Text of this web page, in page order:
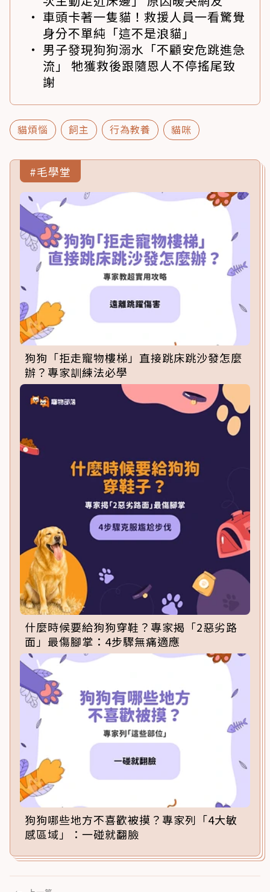
車頭卡著一隻貓！救援人員一看驚覺
身分不單純「這不是浪貓」
男子發現狗狗溺水「不顧安危跳進急
流」 牠獲救後跟隨恩人不停搖尾致
謝
貓煩惱 飼主 行為教養 貓咪
#毛學堂
狗狗「拒走寵物樓梯」直接跳床跳沙發怎麼
辦？專家訓練法必學
什麼時候要給狗狗穿鞋？專家揭「2惡劣路
面」最傷腳掌：4步驟無痛適應
狗狗哪些地方不喜歡被摸？專家列「4大敏
感區域」：一碰就翻臉